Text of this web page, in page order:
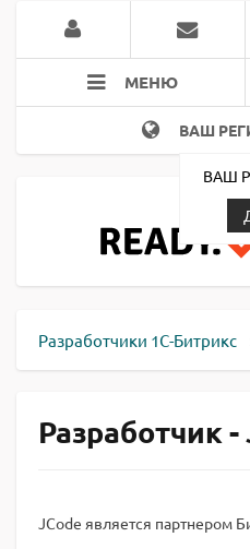
МЕНЮ
ВАШ
ВАШ
Разработчики 1С-Битрикс
Разработчик -
JCode является партнером